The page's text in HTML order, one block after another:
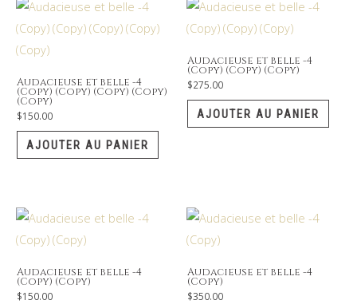
Audacieuse et belle -4
(Copy) (Copy) (Copy) (Copy)
(Copy)
$150.00
AJOUTER AU PANIER
Audacieuse et belle -4
(Copy) (Copy) (Copy)
$275.00
AJOUTER AU PANIER
Audacieuse et belle -4
(Copy) (Copy)
$150.00
Audacieuse et belle -4
(Copy)
$350.00